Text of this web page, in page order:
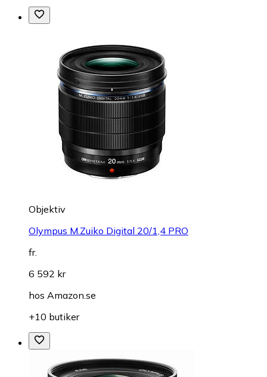
Objektiv
Olympus M.Zuiko Digital 20/1,4 PRO
fr.
6 592 kr
hos Amazon.se
+10 butiker